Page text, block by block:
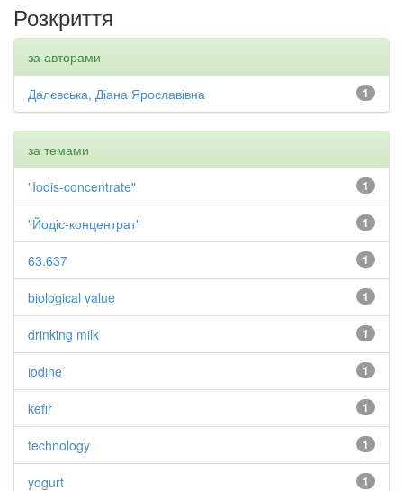
Розкриття
за авторами
1
Далєвська, Діана Ярославівна
за темами
1
"Iodis-concentrate"
1
"Йодіс-концентрат"
1
63.637
1
biological value
1
drinking milk
1
iodine
1
kefir
1
technology
1
yogurt